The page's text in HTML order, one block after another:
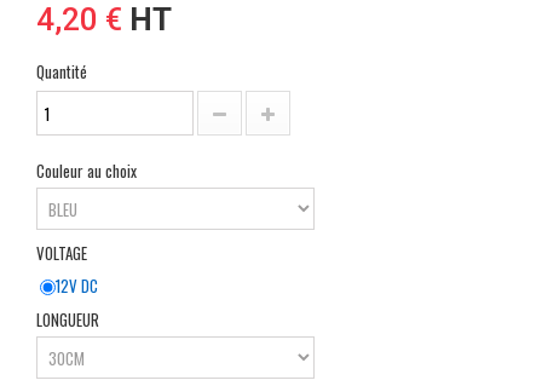
4,20 € HT
Quantité
Couleur au choix
VOLTAGE
12V DC
LONGUEUR